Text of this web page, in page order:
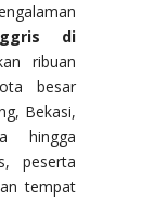
di
ribuan
besar
Bekasi,
hingga
peserta
tempat